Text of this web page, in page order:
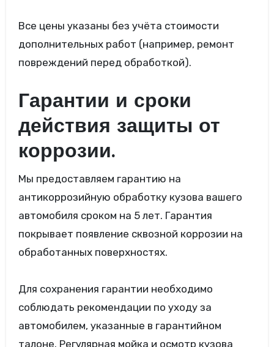
Все цены указаны без учёта стоимости
дополнительных работ (например, ремонт
повреждений перед обработкой).
Гарантии и сроки
действия защиты от
коррозии.
Мы предоставляем гарантию на
антикоррозийную обработку кузова вашего
автомобиля сроком на 5 лет. Гарантия
покрывает появление сквозной коррозии на
обработанных поверхностях.
Для сохранения гарантии необходимо
соблюдать рекомендации по уходу за
автомобилем, указанные в гарантийном
талоне. Регулярная мойка и осмотр кузова